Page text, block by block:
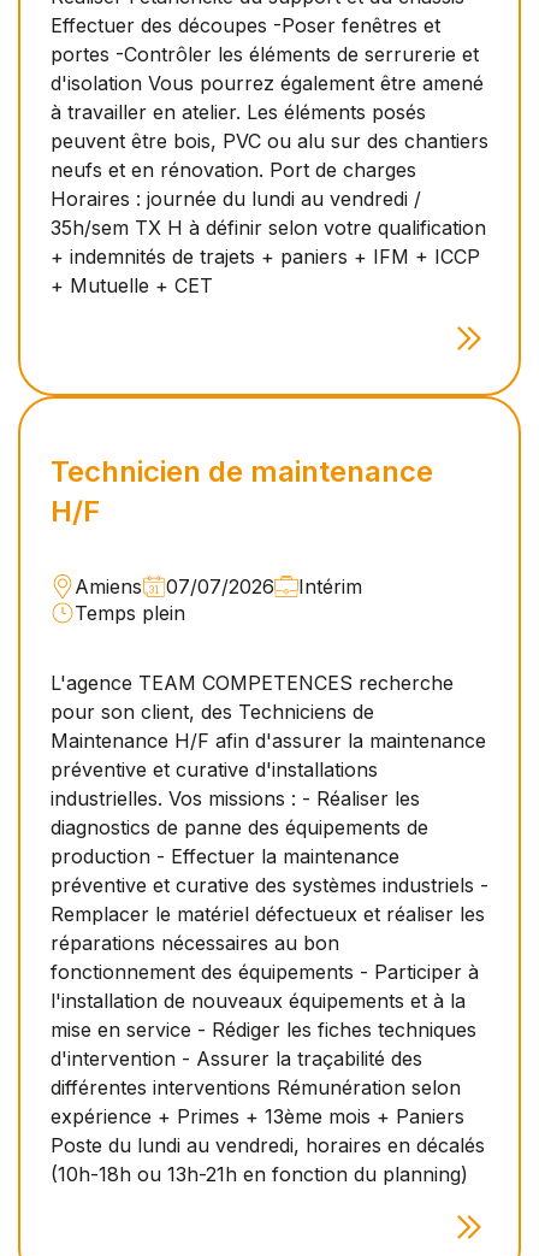
Effectuer des découpes -Poser fenêtres et
portes -Contrôler les éléments de serrurerie et
d'isolation Vous pourrez également être amené
à travailler en atelier. Les éléments posés
peuvent être bois, PVC ou alu sur des chantiers
neufs et en rénovation. Port de charges
Horaires : journée du lundi au vendredi /
35h/sem TX H à définir selon votre qualification
+ indemnités de trajets + paniers + IFM + ICCP
+ Mutuelle + CET
Technicien de maintenance
H/F
Amiens 07/07/2026
Intérim
Temps plein
L'agence TEAM COMPETENCES recherche
pour son client, des Techniciens de
Maintenance H/F afin d'assurer la maintenance
préventive et curative d'installations
industrielles. Vos missions : - Réaliser les
diagnostics de panne des équipements de
production - Effectuer la maintenance
préventive et curative des systèmes industriels -
Remplacer le matériel défectueux et réaliser les
réparations nécessaires au bon
fonctionnement des équipements - Participer à
l'installation de nouveaux équipements et à la
mise en service - Rédiger les fiches techniques
d'intervention - Assurer la traçabilité des
différentes interventions Rémunération selon
expérience + Primes + 13ème mois + Paniers
Poste du lundi au vendredi, horaires en décalés
(10h-18h ou 13h-21h en fonction du planning)